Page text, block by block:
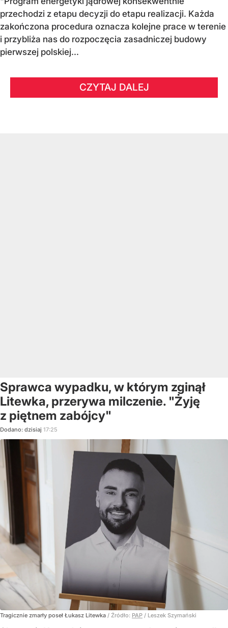
przechodzi z etapu decyzji do etapu realizacji. Każda
zakończona procedura oznacza kolejne prace w terenie
i przybliża nas do rozpoczęcia zasadniczej budowy
pierwszej polskiej...
CZYTAJ DALEJ
Sprawca wypadku, w którym zginął
Litewka, przerywa milczenie. "Żyję
z piętnem zabójcy"
Dodano: dzisiaj 17:25
Tragicznie zmarły poseł Łukasz Litewka / Źródło: PAP / Leszek Szymański